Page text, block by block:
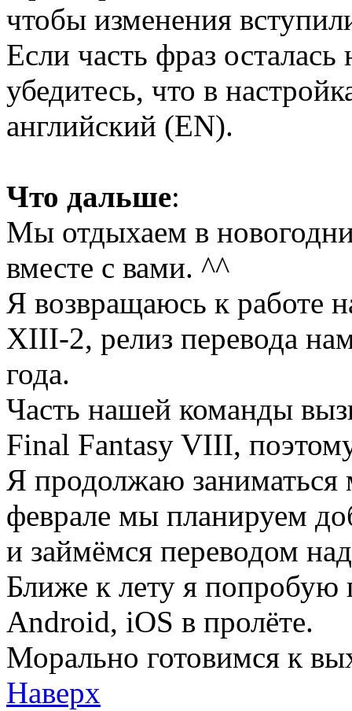
чтобы изменения
Если часть фраз
убедитесь, что в
английский (EN).
Что дальше:
Мы отдыхаем в
вместе с вами. ^^
Я возвращаюсь к работе
XIII-2, релиз перевода
года.
Часть нашей команды
Final Fantasy VIII,
Я продолжаю
феврале мы планируем
и займёмся переводом
Ближе к лету я попробую
Android, iOS в пролёте.
Морально готовимся к
Наверх